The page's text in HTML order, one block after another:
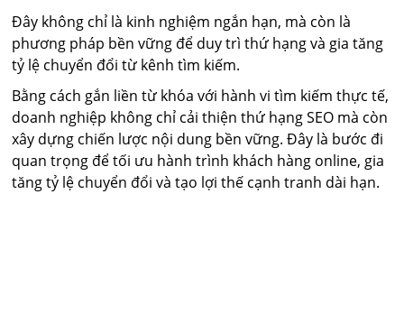
Đây không chỉ là kinh nghiệm ngắn hạn, mà còn là
phương pháp bền vững để duy trì thứ hạng và gia tăng
tỷ lệ chuyển đổi từ kênh tìm kiếm.
Bằng cách gắn liền từ khóa với hành vi tìm kiếm thực tế,
doanh nghiệp không chỉ cải thiện thứ hạng SEO mà còn
xây dựng chiến lược nội dung bền vững. Đây là bước đi
quan trọng để tối ưu hành trình khách hàng online, gia
tăng tỷ lệ chuyển đổi và tạo lợi thế cạnh tranh dài hạn.